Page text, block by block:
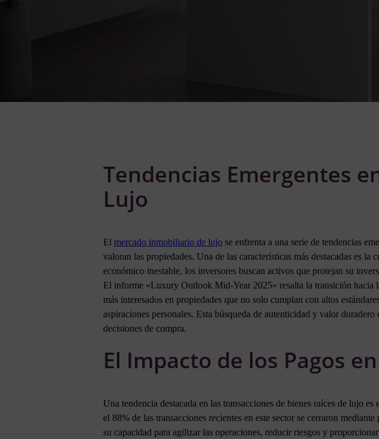
Tendencias Emergentes
Lujo
El mercado inmobiliario de lujo se enfrenta a una serie de tendencias
valoran las propiedades. Una de las características más destacadas es
económico inestable, los inversores buscan activos que protejan su
El informe «Luxury Outlook Mid-Year 2025» resalta la transición hacia
más interesados en propiedades que no solo cumplan con altos
aspiraciones personales. Esta búsqueda de autenticidad y valor
decisiones de compra.
El Impacto de los Pagos
Una tendencia destacada en las transacciones de bienes raíces de lujo
el 88% de las transacciones recientes en este sector se cerraron
su capacidad para agilizar las operaciones, reducir riesgos y